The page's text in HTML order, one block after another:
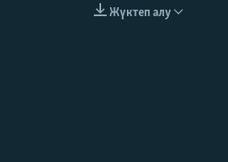
EMBED
Жүктеп алу